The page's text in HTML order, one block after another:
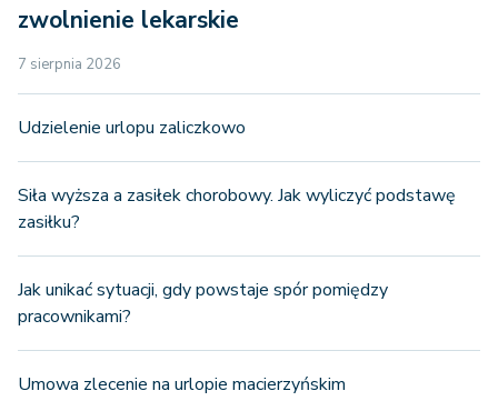
zwolnienie lekarskie
7 sierpnia 2026
Udzielenie urlopu zaliczkowo
Siła wyższa a zasiłek chorobowy. Jak wyliczyć podstawę
zasiłku?
Jak unikać sytuacji, gdy powstaje spór pomiędzy
pracownikami?
Umowa zlecenie na urlopie macierzyńskim